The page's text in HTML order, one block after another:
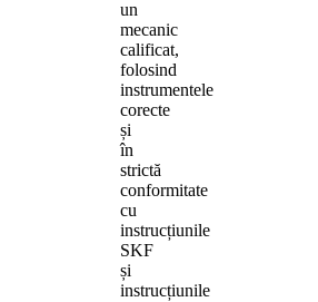
un
mecanic
calificat,
folosind
instrumentele
corecte
și
în
strictă
conformitate
cu
instrucțiunile
SKF
și
instrucțiunile